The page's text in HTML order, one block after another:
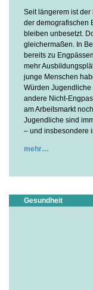
Seit längerem ist
der demografischen
bleiben unbesetzt.
gleichermaßen. In
bereits zu
mehr
junge Menschen
Würden
andere Nicht-
am Arbeitsmarkt
Jugendliche sind
– und insbesondere
mehr
Gesundheit